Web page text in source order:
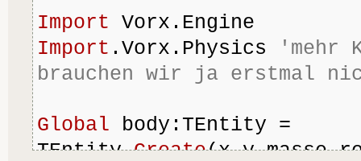
Import Vorx.Engine
Import .Vorx.Physics
'mehr
brauchen wir ja erstmal
Global body:TEntity =
TEntity.Create